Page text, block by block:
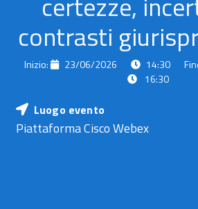
contrasti
Inizio: 23/06/2026 14:30
16:30
Luogo evento
Piattaforma Cisco Webex